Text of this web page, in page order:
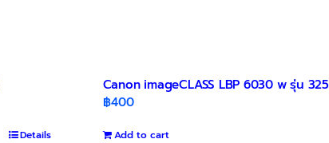
Details
Canon imageCLASS LBP 6030 w รุ่น 325
฿400
Add to cart